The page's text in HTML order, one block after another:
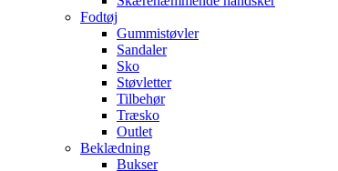
Fodtøj
Gummistøvler
Sandaler
Sko
Støvletter
Tilbehør
Træsko
Outlet
Beklædning
Bukser